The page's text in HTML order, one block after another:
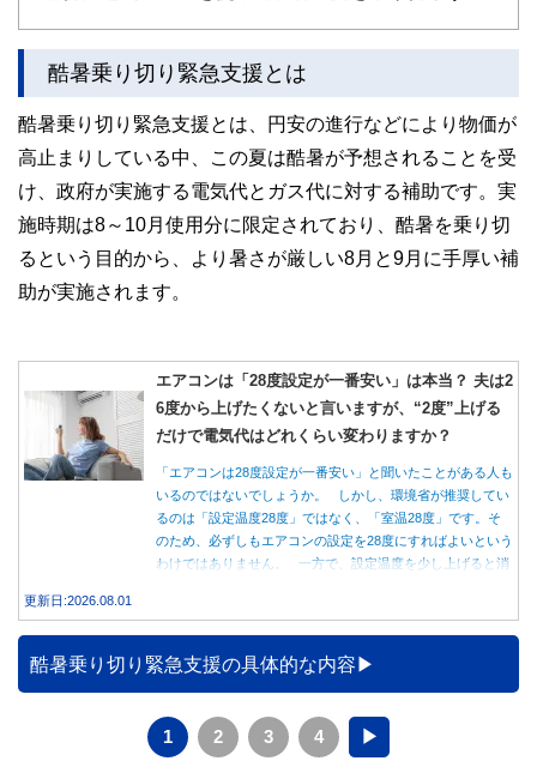
かしく感じられる年金や税金、相続、保険、ローンなどの話
をわかりやすく発信している点です。
執筆者・監修者による執筆体制を築くことで、内容のわかり
やすさはもちろんのこと、読み応えのあるコンテンツと確か
な情報発信を実現しています。
私たちは、快適でより良い生活のアイデアを提供するお金の
コンシェルジュを目指します。
酷暑乗り切り緊急支援とは
酷暑乗り切り緊急支援とは、円安の進行などにより物価が
高止まりしている中、この夏は酷暑が予想されることを受
け、政府が実施する電気代とガス代に対する補助です。実
施時期は8～10月使用分に限定されており、酷暑を乗り切
るという目的から、より暑さが厳しい8月と9月に手厚い補
助が実施されます。
エアコンは「28度設定が一番安い」は本当？ 夫は2
6度から上げたくないと言いますが、“2度”上げる
だけで電気代はどれくらい変わりますか？
「エアコンは28度設定が一番安い」と聞いたことがある人も
いるのではないでしょうか。 しかし、環境省が推奨してい
るのは「設定温度28度」ではなく、「室温28度」です。そ
のため、必ずしもエアコンの設定を28度にすればよいという
わけではありません。 一方で、設定温度を少し上げると消
データをもとに、節約効果の目安と快適に過ごすためのポイ
ントを分かりやすく解説します。
更新日:2026.08.01
酷暑乗り切り緊急支援の具体的な内容
1 2 3 4 ▶